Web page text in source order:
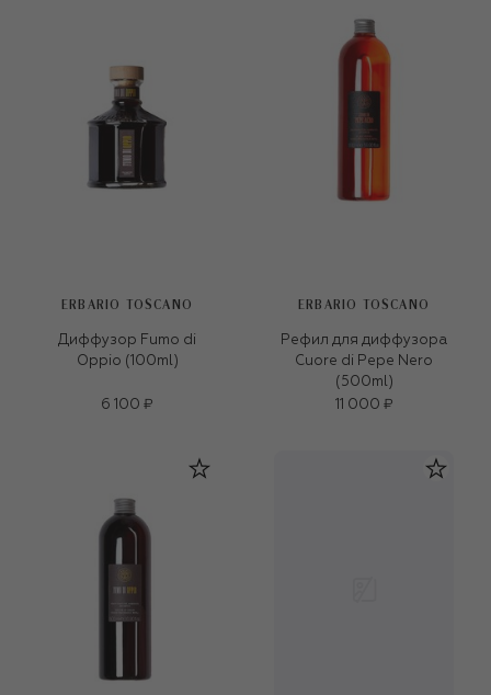
ERBARIO TOSCANO
Диффузор Fumo di
Oppio (100ml)
6 100 ₽
ERBARIO TOSCANO
Рефил для диффузора
Cuore di Pepe Nero
(500ml)
11 000 ₽